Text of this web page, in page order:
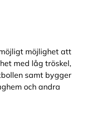
möjlighet att
med låg tröskel,
samt bygger
och andra